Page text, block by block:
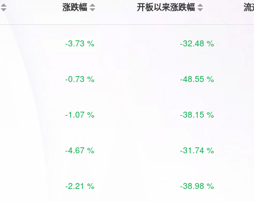
涨跌幅 开板以来涨跌幅 流
-3.73 % -32.48 %
-0.73 % -48.55 %
-1.07 % -38.15 %
-4.67 % -31.74 %
-2.21 % -38.98 %